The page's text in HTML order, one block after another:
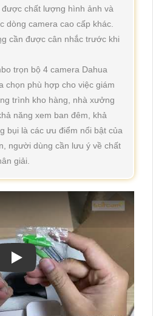
chất lượng hình ảnh và
dòng camera cao cấp khác.
cần được cân nhắc trước khi
trọn bộ 4 camera Dahua
chọn phù hợp cho việc giám
trình kho hàng, nhà xưởng
năng xem ban đêm, khả
bụi là các ưu điểm nổi bật của
người dùng cần lưu ý về chất
giải.